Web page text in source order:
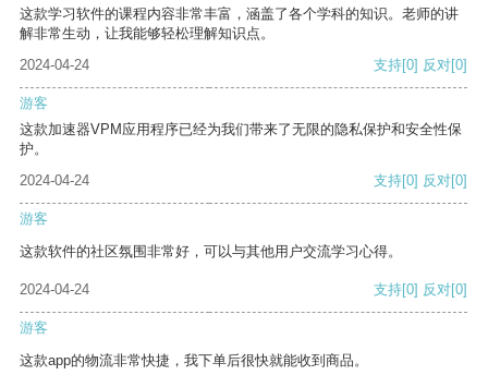
这款学习软件的课程内容非常丰富，涵盖了各个学科的知识。老师的讲
解非常生动，让我能够轻松理解知识点。
2024-04-24
支持[0] 反对[0]
游客
这款加速器VPM应用程序已经为我们带来了无限的隐私保护和安全性保
护。
2024-04-24
支持[0] 反对[0]
游客
这款软件的社区氛围非常好，可以与其他用户交流学习心得。
2024-04-24 支持[0] 反对[0]
游客
这款app的物流非常快捷，我下单后很快就能收到商品。